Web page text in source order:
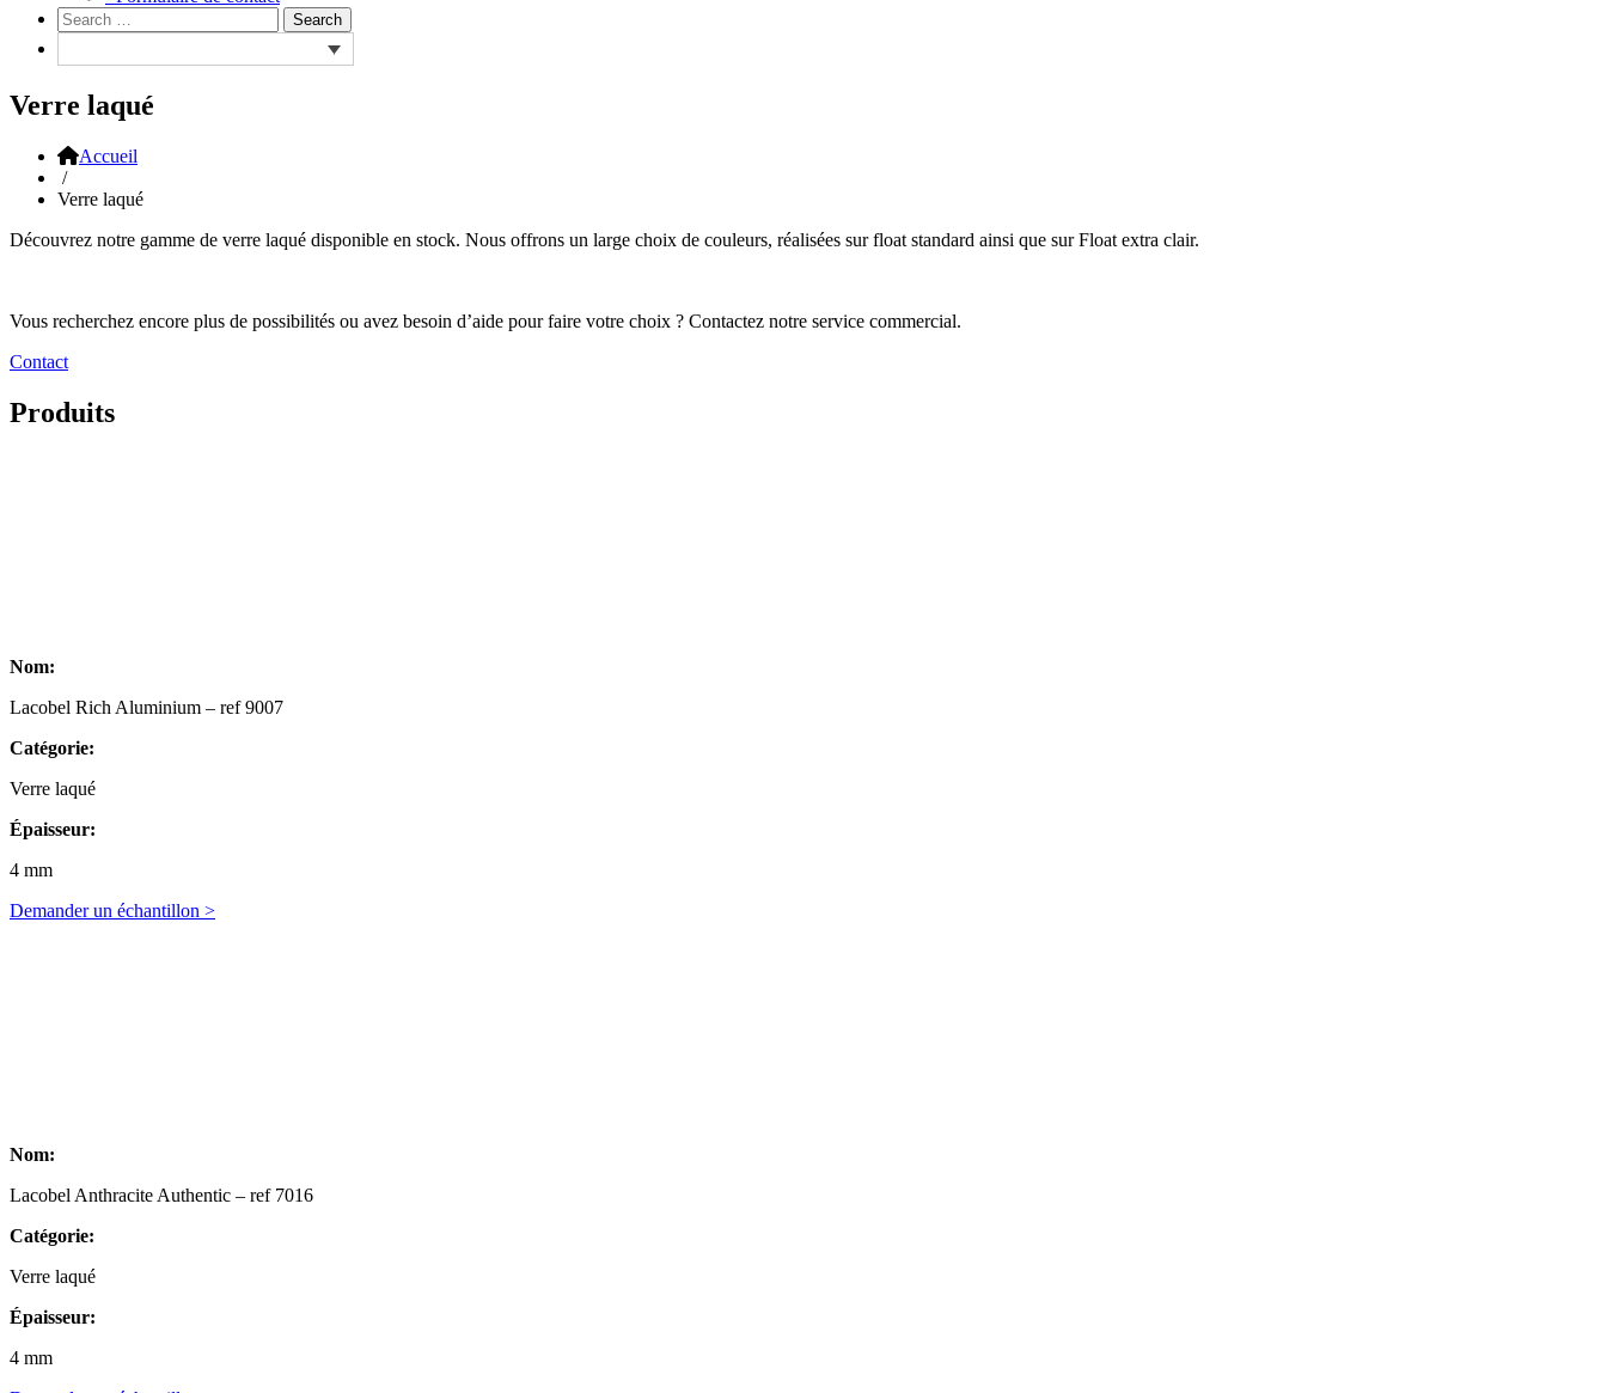
Rechercher :
Search
Verre laqué
Accueil
/
Verre laqué
Découvrez notre gamme de verre laqué disponible en stock. Nous offrons un large choix de couleurs, réalisées sur float standard ainsi que sur Float extra clair.
Vous recherchez encore plus de possibilités ou avez besoin d’aide pour faire votre choix ? Contactez notre service commercial.
Contact
Produits
Nom:
Lacobel Rich Aluminium – ref 9007
Catégorie:
Verre laqué
Épaisseur:
4 mm
Demander un échantillon >
Nom:
Lacobel Anthracite Authentic – ref 7016
Catégorie:
Verre laqué
Épaisseur:
4 mm